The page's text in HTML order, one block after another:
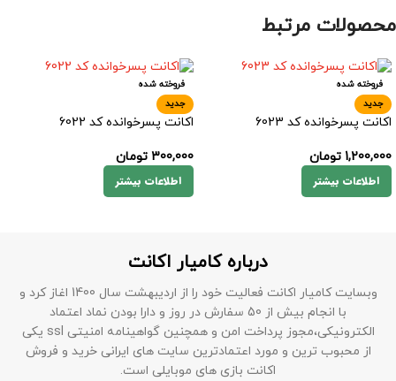
محصولات مرتبط
فروخته شده
جدید
اکانت پسرخوانده کد 6023
1,200,000 تومان
اطلاعات بیشتر
فروخته شده
جدید
اکانت پسرخوانده کد 6022
300,000 تومان
اطلاعات بیشتر
درباره کامیار اکانت
وبسایت کامیار اکانت فعالیت خود را از اردیبهشت سال 1400 اغاز کرد و
با انجام بیش از 50 سفارش در روز و دارا بودن نماد اعتماد
الکترونیکی،مجوز پرداخت امن و همچنین گواهینامه امنیتی ssl یکی
از محبوب ترین و مورد اعتمادترین سایت های ایرانی خرید و فروش
اکانت بازی های موبایلی است.